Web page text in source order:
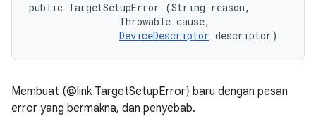
public TargetSetupError (String reason,
                Throwable cause,
DeviceDescriptor descriptor)
Membuat (@link TargetSetupError} baru dengan pesan
error yang bermakna, dan penyebab.